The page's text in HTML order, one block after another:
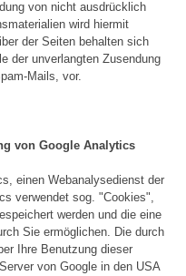
von nicht ausdrücklich
wird hiermit
der Seiten behalten sich
der unverlangten Zusendung
Mails, vor.
von Google Analytics
einen Webanalysedienst der
verwendet sog. "Cookies",
werden und die eine
Sie ermöglichen. Die durch
Ihre Benutzung dieser
von Google in den USA